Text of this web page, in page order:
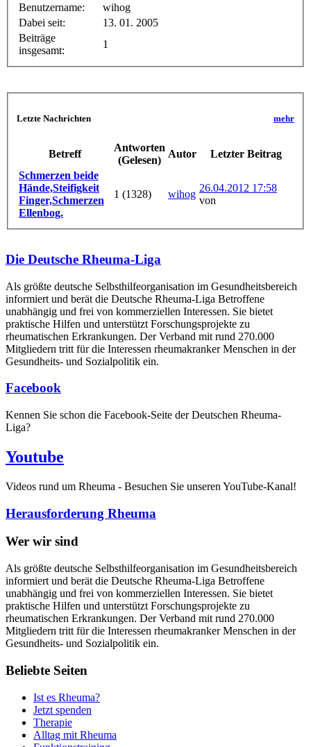
Benutzername:
wihog
Dabei seit:
13. 01. 2005
Beiträge
insgesamt:
1
Letzte Nachrichten mehr
Betreff
Antworten
(Gelesen)
Autor
Letzter Beitrag
Schmerzen beide
Hände,Steifigkeit
Finger,Schmerzen
Ellenbog.
1 (1328) wihog
26.04.2012 17:58
von
Die Deutsche Rheuma-Liga
Als größte deutsche Selbsthilfe­organisation im Gesundheitsbereich
informiert und berät die Deutsche Rheuma-Liga Betroffene
unabhängig und frei von kommerziellen Interessen. Sie bietet
praktische Hilfen und unterstützt Forschungsprojekte zu
rheumatischen Erkrankungen. Der Verband mit rund 270.000
Mitgliedern tritt für die Interessen rheumakranker Menschen in der
Gesundheits- und Sozialpolitik ein.
Facebook
Kennen Sie schon die Facebook-Seite der Deutschen Rheuma-
Liga?
Youtube
Videos rund um Rheuma - Besuchen Sie unseren YouTube-Kanal!
Herausforderung Rheuma
Wer wir sind
Als größte deutsche Selbsthilfeorganisation im Gesundheitsbereich
informiert und berät die Deutsche Rheuma-Liga Betroffene
unabhängig und frei von kommerziellen Interessen. Sie bietet
praktische Hilfen und unterstützt Forschungsprojekte zu
rheumatischen Erkrankungen. Der Verband mit rund 270.000
Mitgliedern tritt für die Interessen rheumakranker Menschen in der
Gesundheits- und Sozialpolitik ein.
Beliebte Seiten
Ist es Rheuma?
Jetzt spenden
Therapie
Alltag mit Rheuma